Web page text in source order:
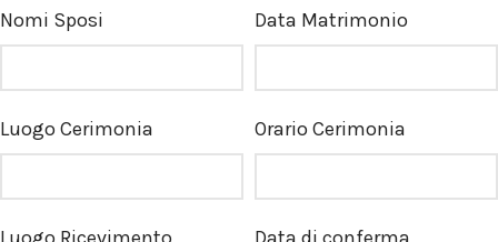
Nomi Sposi Data Matrimonio
Luogo Cerimonia Orario Cerimonia